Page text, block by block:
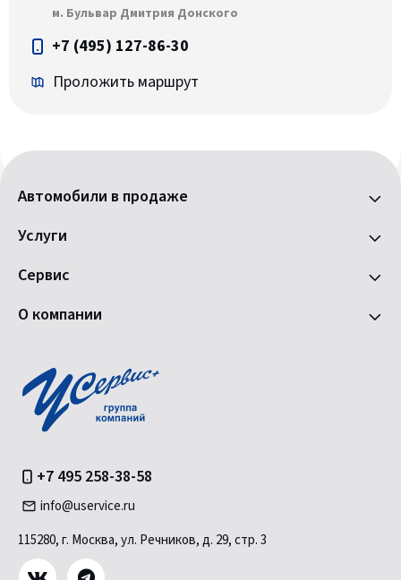
м. Бульвар Дмитрия Донского
+7 (495) 127-86-30
Проложить маршрут
Автомобили в продаже
Услуги
Сервис
О компании
+7 495 258-38-58
info@uservice.ru
115280, г. Москва, ул. Речников, д. 29, стр. 3